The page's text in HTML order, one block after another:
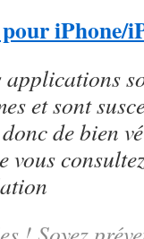
et sont
de bien
vous